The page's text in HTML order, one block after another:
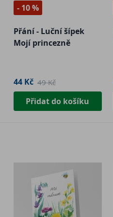
- 10 %
Přání - Luční šípek
Mojí princezně
44 Kč 49 Kč
Přidat do košíku